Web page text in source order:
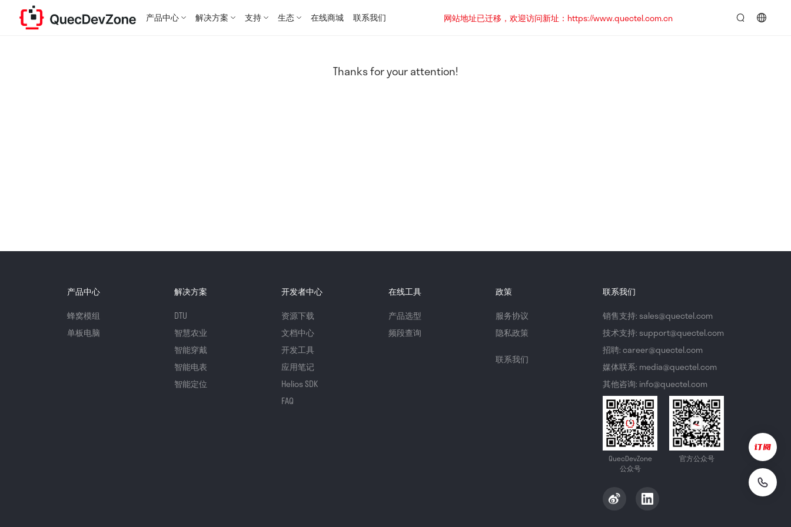
产品中心 解决方案 支持 生态 在线商城 联系我们
网站地址已迁移，欢迎访问新址：https://www.quectel.com.cn
Thanks for your attention!
产品中心
蜂窝模组
单板电脑
解决方案
DTU
智慧农业
智能穿戴
智能电表
智能定位
开发者中心
资源下载
文档中心
开发工具
应用笔记
Helios SDK
FAQ
在线工具
产品选型
频段查询
政策
服务协议
隐私政策
联系我们
联系我们
销售支持: sales@quectel.com
技术支持: support@quectel.com
招聘: career@quectel.com
媒体联系: media@quectel.com
其他咨询: info@quectel.com
QuecDevZone
公众号
官方公众号